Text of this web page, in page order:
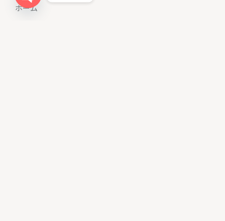
ホーム
Open chaty